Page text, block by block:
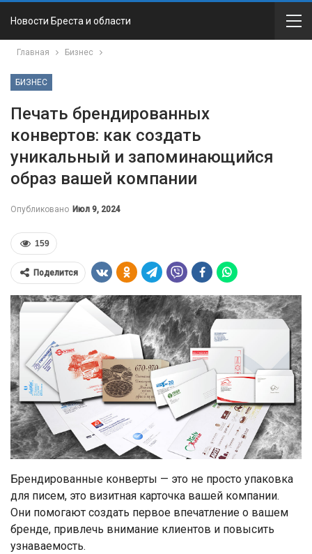
Новости Бреста и области
Главная Бизнес
БИЗНЕС
Печать брендированных
конвертов: как создать
уникальный и запоминающийся
образ вашей компании
Опубликовано Июл 9, 2024
159
Поделится
Брендированные конверты — это не просто упаковка
для писем, это визитная карточка вашей компании.
Они помогают создать первое впечатление о вашем
бренде, привлечь внимание клиентов и повысить
узнаваемость.